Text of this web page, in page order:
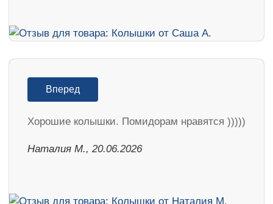
Вперед
Хорошие колышки. Помидорам нравятся )))))
Наталия М., 20.06.2026